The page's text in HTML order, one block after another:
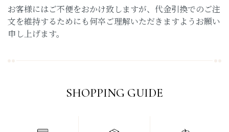
お客様にはご不便をおかけ致しますが、代金引換でのご注
文を維持するためにも何卒ご理解いただきますようお願い
申し上げます。
SHOPPING GUIDE